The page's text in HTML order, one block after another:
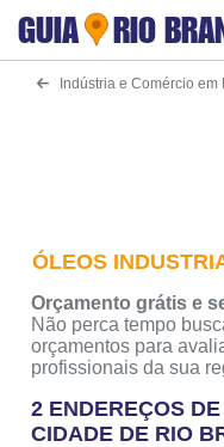
GUIA RIO
Indústria e Comércio em
ÓLEOS
Orçamento grátis e
Não perca tempo
orçamentos para
profissionais da sua
2 ENDEREÇOS
CIDADE DE RIO